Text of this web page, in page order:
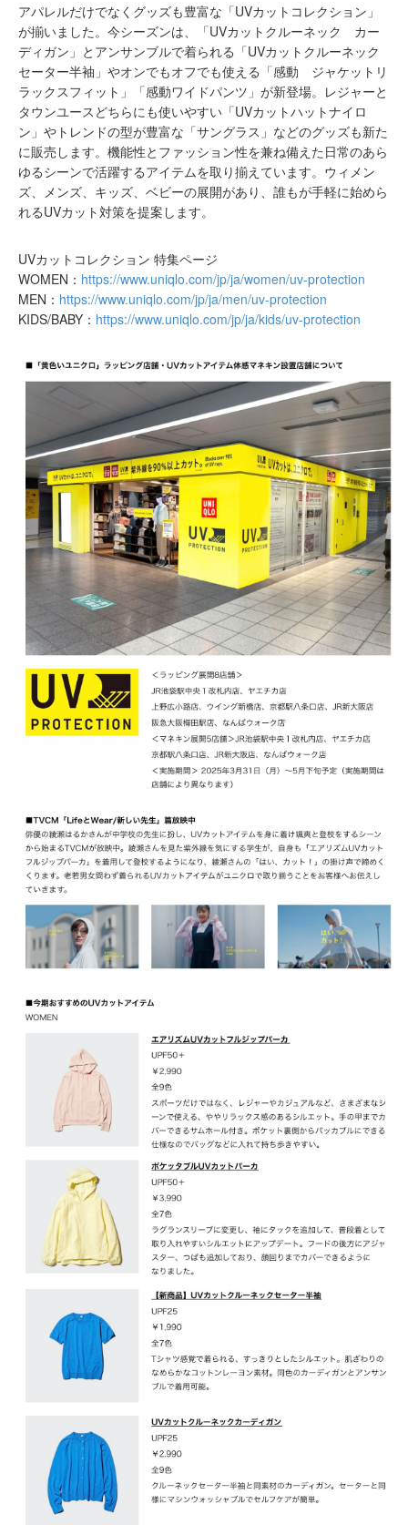
アパレルだけでなくグッズも豊富な「UVカットコレクション」
が揃いました。今シーズンは、「UVカットクルーネック カー
ディガン」とアンサンブルで着られる「UVカットクルーネック
セーター半袖」やオンでもオフでも使える「感動 ジャケットリ
ラックスフィット」「感動ワイドパンツ」が新登場。レジャーと
タウンユースどちらにも使いやすい「UVカットハットナイロ
ン」やトレンドの型が豊富な「サングラス」などのグッズも新た
に販売します。機能性とファッション性を兼ね備えた日常のあら
ゆるシーンで活躍するアイテムを取り揃えています。ウィメン
ズ、メンズ、キッズ、ベビーの展開があり、誰もが手軽に始めら
れるUVカット対策を提案します。
UVカットコレクション 特集ページ
WOMEN： https://www.uniqlo.com/jp/ja/women/uv-protection
MEN： https://www.uniqlo.com/jp/ja/men/uv-protection
KIDS/BABY： https://www.uniqlo.com/jp/ja/kids/uv-protection